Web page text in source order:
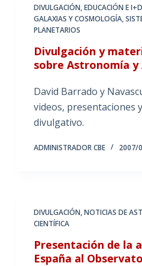
DIVULGACIÓN,EDUCACIÓN E I+D
GALAXIAS Y COSMOLOGÍA,
PLANETARIOS
Divulgación y
sobre Astronomía
David Barrado y
videos, presentaciones
divulgativo.
ADMINISTRADOR CBE 2007/
DIVULGACIÓN,NOTICIAS DE
CIENTÍFICA
Presentación de la
España al